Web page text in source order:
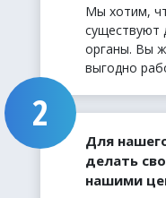
Мы хотим,
существуют
органы. Вы
выгодно
Для
делать
нашими